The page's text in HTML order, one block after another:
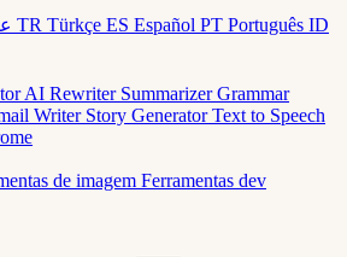
TR Türkçe ES Español PT Português ID
AI Rewriter SummarizerGrammar
Writer Story GeneratorText to Speech
de imagem Ferramentas dev